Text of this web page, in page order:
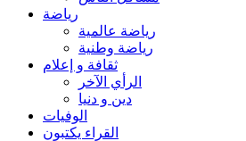
رياضة
رياضة عالمية
رياضة وطنية
ثقافة و إعلام
الرأي الآخر
دين و دنيا
الوفيات
القراء يكتبون